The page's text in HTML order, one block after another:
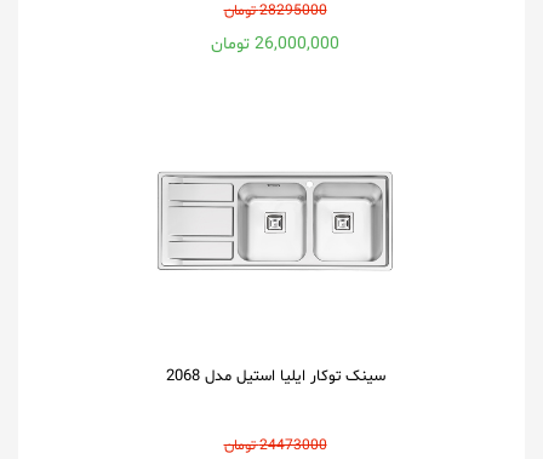
28295000 تومان
26,000,000 تومان
سینک توکار ایلیا استیل مدل 2068
24473000 تومان